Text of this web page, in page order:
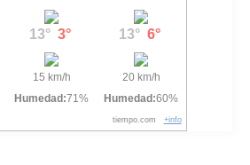
13° 3°
15 km/h
Humedad:71%
13° 6°
20 km/h
Humedad:60%
tiempo.com +info